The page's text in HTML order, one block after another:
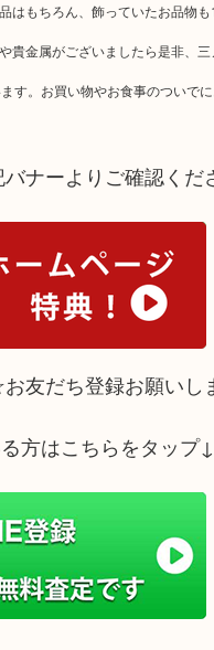
はもちろん、飾っていたお品物も
貴金属がございましたら是非、
す。お買い物やお食事のついでに
ナーよりご確認くだ
友だち登録お願い
方はこちらをタップ↓